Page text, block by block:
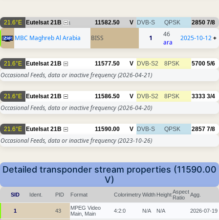
21.6°E Eutelsat 21B 1 11582.50 V DVB-S QPSK 2850 7/8
MBC Maghreb Al Arabia BISS 1
46
ara
2025-10-12+
21.6°E Eutelsat 21B 11577.50 V DVB-S2 8PSK 5700 5/6
Occasional Feeds, data or inactive frequency(2026-04-21)
21.6°E Eutelsat 21B 11586.50 V DVB-S2 8PSK 3333 3/4
Occasional Feeds, data or inactive frequency(2026-04-20)
21.6°E Eutelsat 21B 11590.00 V DVB-S QPSK 2857 7/8
Occasional Feeds, data or inactive frequency(2023-10-26)
Detailed transponder stream properties (11590.00
V)
SID Ident. PID Format ColorimetryWidth HeightAspect
Ratio
Agg.
1 43
MPEG Video
Main, Main
4:2:0 N/A N/A 2026-07-19